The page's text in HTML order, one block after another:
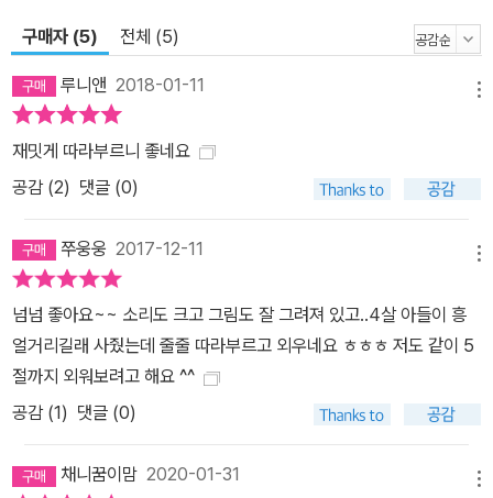
구매자 (5) 전체 (5)
루니앤 2018-01-11
재밋게 따라부르니 좋네요
공감 (2) 댓글 (0)
쭈웅웅 2017-12-11
넘넘 좋아요~~ 소리도 크고 그림도 잘 그려져 있고..4살 아들이 흥
얼거리길래 사줬는데 줄줄 따라부르고 외우네요 ㅎㅎㅎ 저도 같이 5
절까지 외워보려고 해요 ^^
공감 (1) 댓글 (0)
채니꿈이맘 2020-01-31